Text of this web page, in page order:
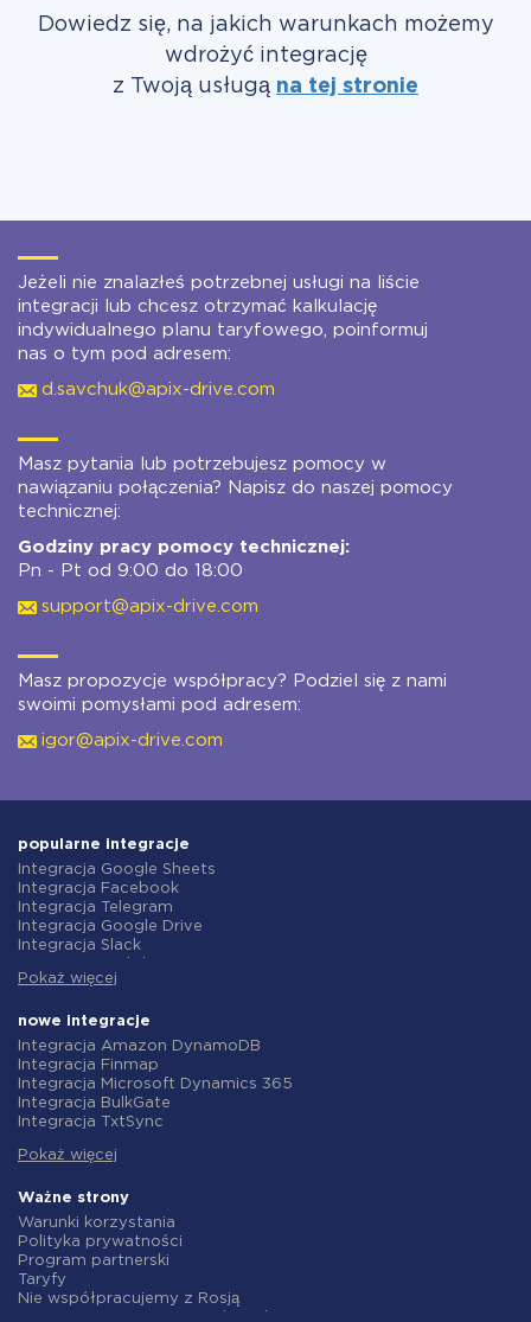
Dowiedz się, na jakich warunkach możemy
wdrożyć integrację
z Twoją usługą na tej stronie
Jeżeli nie znalazłeś potrzebnej usługi na liście
integracji lub chcesz otrzymać kalkulację
indywidualnego planu taryfowego, poinformuj
nas o tym pod adresem:
d.savchuk@apix-drive.com
Masz pytania lub potrzebujesz pomocy w
nawiązaniu połączenia? Napisz do naszej pomocy
technicznej:
Godziny pracy pomocy technicznej:
Pn - Pt od 9:00 do 18:00
support@apix-drive.com
Masz propozycje współpracy? Podziel się z nami
swoimi pomysłami pod adresem:
igor@apix-drive.com
popularne integracje
Integracja Google Sheets
Integracja Facebook
Integracja Telegram
Integracja Google Drive
Integracja Slack
Integracja Gmail
Integracja ClickUp
Integracja Airtable
Integracja Google Contacts
Integracja OpenAI (ChatGPT)
Integracja Instagram
Integracja ActiveCampaign
Integracja Salesforce CRM
Integracja Notion
Integracja AWeber
Integracja Asana
Integracja ZOHO CRM
Integracja Webhooks
Integracja GetResponse
Pokaż więcej
nowe integracje
Integracja Amazon DynamoDB
Integracja Finmap
Integracja Microsoft Dynamics 365
Integracja BulkGate
Integracja TxtSync
Integracja Corezoid
Integracja Instasent
Integracja AtomPark
Integracja TXTImpact
Integracja Campaign Monitor
Integracja CM.com
Integracja D7 Networks
Pokaż więcej
Ważne strony
Warunki korzystania
Polityka prywatności
Program partnerski
Taryfy
Nie współpracujemy z Rosją